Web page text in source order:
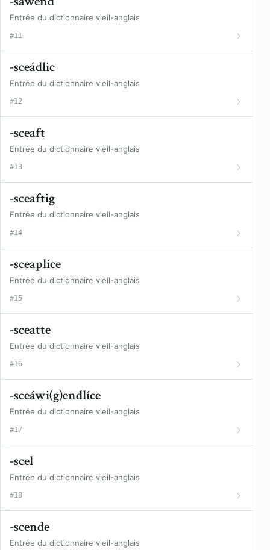
Entrée du dictionnaire vieil-anglais
#11
-sceádlic
Entrée du dictionnaire vieil-anglais
#12
-sceaft
Entrée du dictionnaire vieil-anglais
#13
-sceaftig
Entrée du dictionnaire vieil-anglais
#14
-sceaplíce
Entrée du dictionnaire vieil-anglais
#15
-sceatte
Entrée du dictionnaire vieil-anglais
#16
-sceáwi(g)endlíce
Entrée du dictionnaire vieil-anglais
#17
-scel
Entrée du dictionnaire vieil-anglais
#18
-scende
Entrée du dictionnaire vieil-anglais